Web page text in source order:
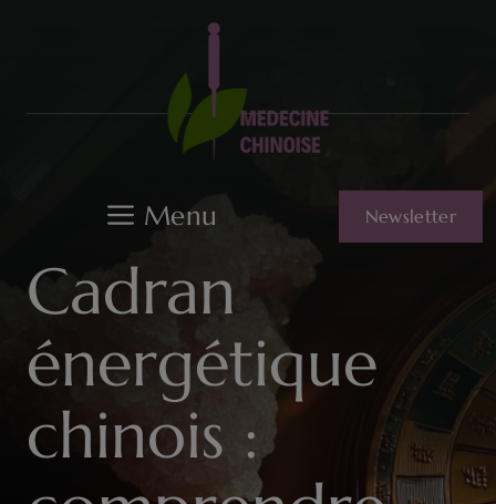
Menu Newsletter
Cadran
énergétique
chinois :